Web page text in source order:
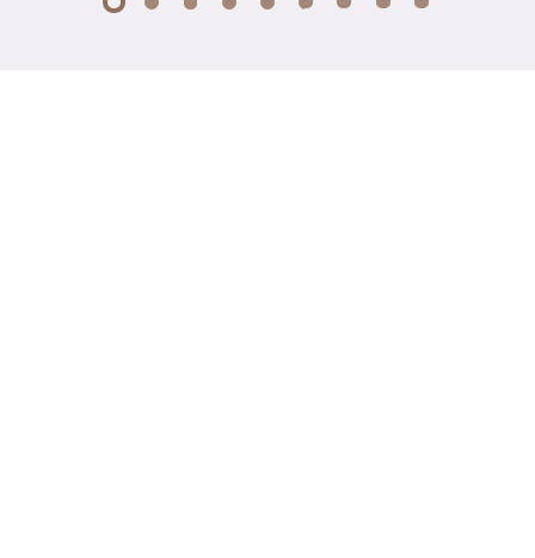
1 2 3 4 5 6 7 8 9